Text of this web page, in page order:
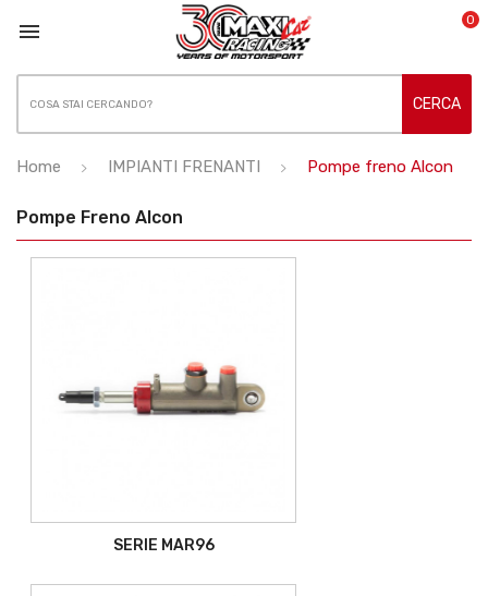
 0
CERCA
Home IMPIANTI FRENANTI Pompe freno Alcon
Pompe Freno Alcon
SERIE MAR96